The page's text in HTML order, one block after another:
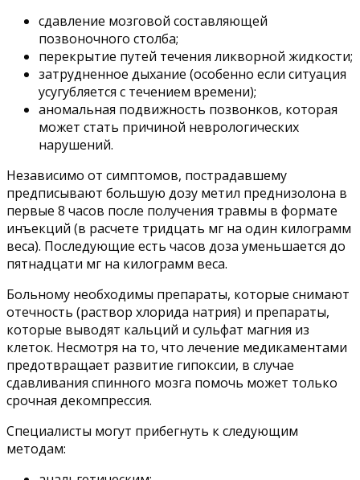
сдавление мозговой составляющей
позвоночного столба;
перекрытие путей течения ликворной жидкости;
затрудненное дыхание (особенно если ситуация
усугубляется с течением времени);
аномальная подвижность позвонков, которая
может стать причиной неврологических
нарушений.
Независимо от симптомов, пострадавшему
предписывают большую дозу метил преднизолона в
первые 8 часов после получения травмы в формате
инъекций (в расчете тридцать мг на один килограмм
веса). Последующие есть часов доза уменьшается до
пятнадцати мг на килограмм веса.
Больному необходимы препараты, которые снимают
отечность (раствор хлорида натрия) и препараты,
которые выводят кальций и сульфат магния из
клеток. Несмотря на то, что лечение медикаментами
предотвращает развитие гипоксии, в случае
сдавливания спинного мозга помочь может только
срочная декомпрессия.
Специалисты могут прибегнуть к следующим
методам: